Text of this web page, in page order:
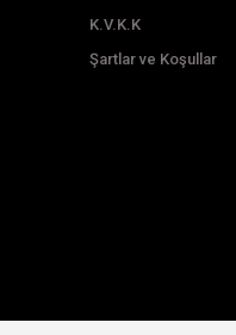
K.V.K.K
Şartlar ve Koşullar